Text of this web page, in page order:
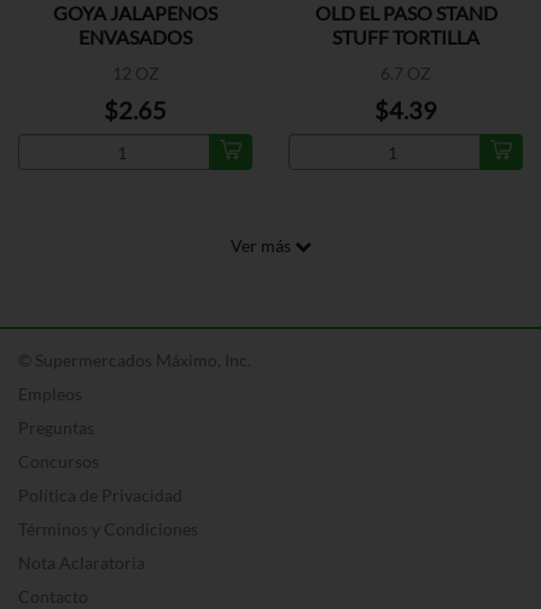
GOYA JALAPENOS
ENVASADOS
12 OZ
$2.65
OLD EL PASO STAND
STUFF TORTILLA
6.7 OZ
$4.39
Ver más
© Supermercados Máximo, Inc.
Empleos
Preguntas
Concursos
Política de Privacidad
Términos y Condiciones
Nota Aclaratoria
Contacto